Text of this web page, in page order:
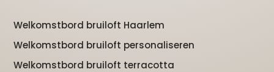
Welkomstbord bruiloft Haarlem
Welkomstbord bruiloft personaliseren
Welkomstbord bruiloft terracotta